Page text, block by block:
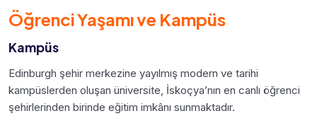
Öğrenci Yaşamı ve Kampüs
Kampüs
Edinburgh şehir merkezine yayılmış modern ve tarihi
kampüslerden oluşan üniversite, İskoçya’nın en canlı öğrenci
şehirlerinden birinde eğitim imkânı sunmaktadır.